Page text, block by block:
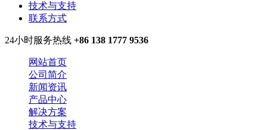
技术与支持
联系方式
24小时服务热线 +86 138 1777 9536
网站首页
公司简介
新闻资讯
产品中心
解决方案
技术与支持